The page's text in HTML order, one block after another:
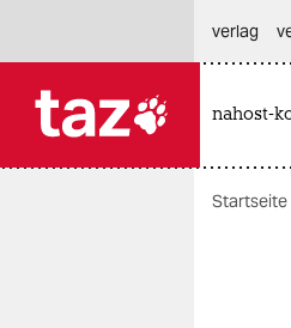
verlag
nahost-
Startseite